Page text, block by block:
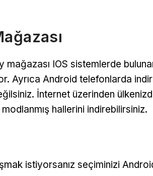
mağazası IOS sistemlerde
Ayrıca Android telefonlarda
İnternet üzerinden
hallerini indirebilirsiniz.
istiyorsanız seçiminizi